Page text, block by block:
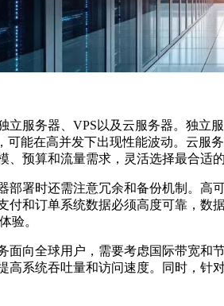
务器、VPS以及云服务器。独立
能在高并发下出现性能波动。云
预算和流量需求，灵活选择最合适的
时还需注意冗余和备份机制。高
和订单系统数据必须高度可靠，
验。
全球用户，需要考虑国际带宽和
系统吞吐量和访问速度。同时，